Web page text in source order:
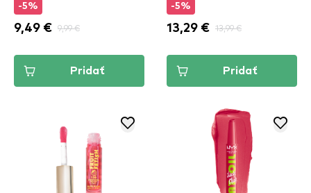
-5%
9,49 € 9,99 €
Pridať
-5%
13,29 € 13,99 €
Pridať